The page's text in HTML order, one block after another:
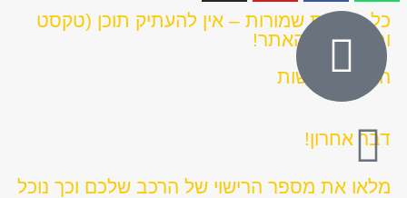
כל הזכויות שמורות – אין להעתיק תוכן (טקסט
ותמונות) מהאתר!
הצהרת נגישות
דבר אחרון!
מלאו את מספר הרישוי של הרכב שלכם וכך נוכל